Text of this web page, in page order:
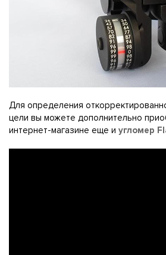
Для определения
цели вы можете дополнительно
интернет-магазине еще и угломер